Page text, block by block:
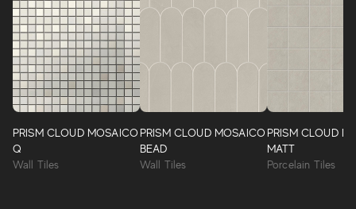
PRISM CLOUD MOSAICO
Q
Wall Tiles
PRISM CLOUD MOSAICO
BEAD
Wall Tiles
PRISM CLOUD
MATT
Porcelain Tiles